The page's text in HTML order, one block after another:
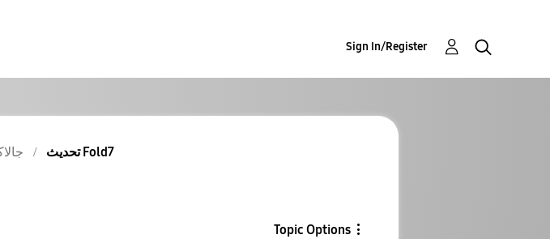
Sign In/Register
تحديث Fold7
Topic Options